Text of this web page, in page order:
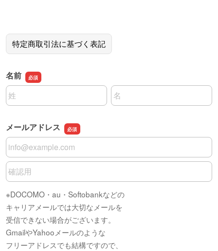
特定商取引法に基づく表記
名前
名前の姓
名前の名
メールアドレス
メールアドレス
メールアドレスの確認用
※DOCOMO・au・Softobankなどの
キャリアメールでは大切なメールを
受信できない場合がございます。
GmailやYahooメールのような
フリーアドレスでも結構ですので、